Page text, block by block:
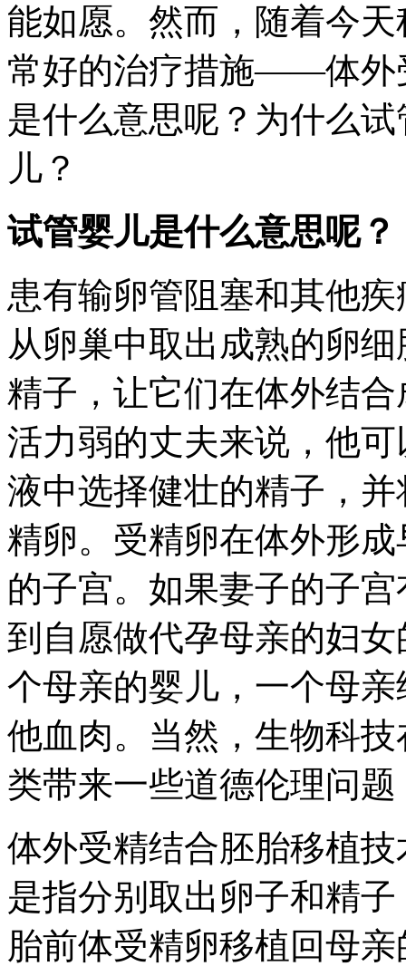
能如愿。然而，随着今
常好的治疗措施——体外
是什么意思呢？为什么
儿？
试管婴儿是什么意思呢？
患有输卵管阻塞和其他
从卵巢中取出成熟的卵
精子，让它们在体外结
活力弱的丈夫来说，他
液中选择健壮的精子，
精卵。受精卵在体外形
的子宫。如果妻子的子
到自愿做代孕母亲的妇
个母亲的婴儿，一个母
他血肉。当然，生物科
类带来一些道德伦理问
体外受精结合胚胎移植
是指分别取出卵子和精
胎前体受精卵移植回母